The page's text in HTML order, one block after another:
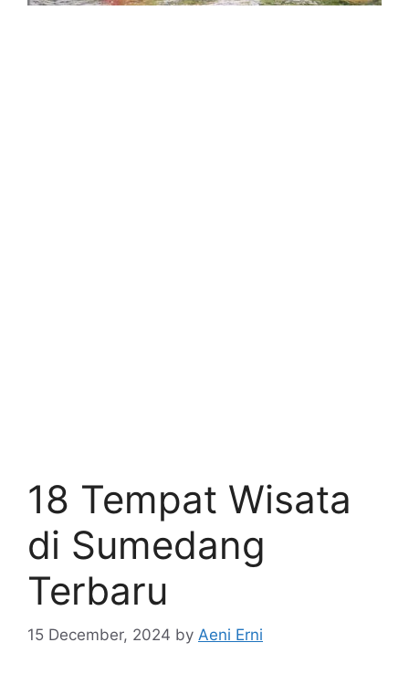
18 Tempat Wisata
di Sumedang
Terbaru
15 December, 2024 by Aeni Erni